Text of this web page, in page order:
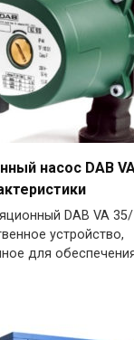
насос DAB
DAB VA
устройство,
для